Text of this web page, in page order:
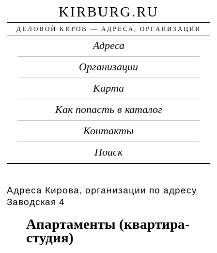
KIRBURG.RU
ДЕЛОВОЙ КИРОВ — АДРЕСА, ОРГАНИЗАЦИИ
Адреса
Организации
Карта
Как попасть в каталог
Контакты
Поиск
Адреса Кирова, организации по адресу
Заводская 4
Апартаменты (квартира-
студия)